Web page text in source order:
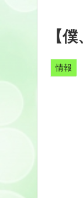
【
情報